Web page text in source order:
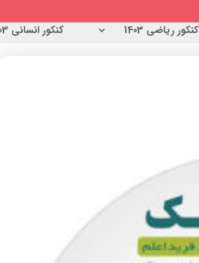
کنکور ریاضی 1403 کنکور انسانی 1403